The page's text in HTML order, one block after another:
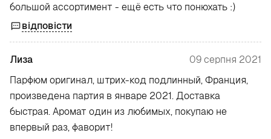
большой ассортимент - ещё есть что понюхать :)
відповісти
Лиза
09 серпня 2021
Парфюм оригинал, штрих-код подлинный, Франция,
произведена партия в январе 2021. Доставка
быстрая. Аромат один из любимых, покупаю не
впервый раз, фаворит!